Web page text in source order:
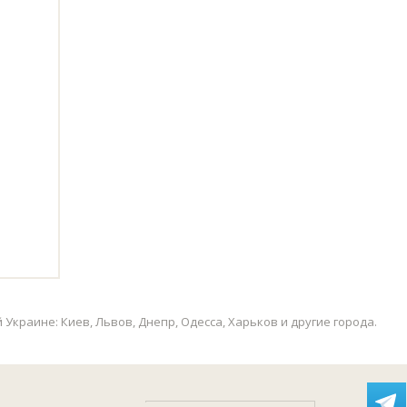
Киев, Львов, Днепр, Одесса, Харьков и другие города.